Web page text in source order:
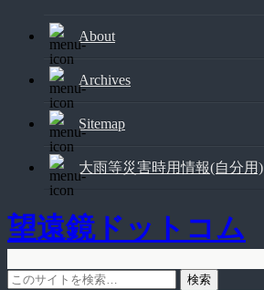
About
Archives
Sitemap
大雨等災害時用情報(自分用)
望遠鏡ドットコム